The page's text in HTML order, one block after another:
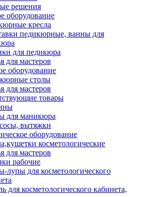
решения
оборудование
кресла
педикюрные, ванны для
для педикюра
для мастеров
оборудование
столы
для мастеров
товары
для маникюра
вытяжки
оборудование
косметологические
для мастеров
рабочие
лупы для косметологического
для косметологического кабинета,